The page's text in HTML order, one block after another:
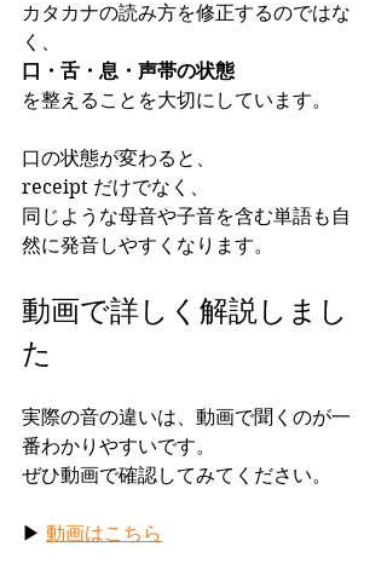
カタカナの読み方を修正するのではな
く、
口・舌・息・声帯の状態
を整えることを大切にしています。
口の状態が変わると、
receipt だけでなく、
同じような母音や子音を含む単語も自
然に発音しやすくなります。
動画で詳しく解説しまし
た
実際の音の違いは、動画で聞くのが一
番わかりやすいです。
ぜひ動画で確認してみてください。
▶ 動画はこちら